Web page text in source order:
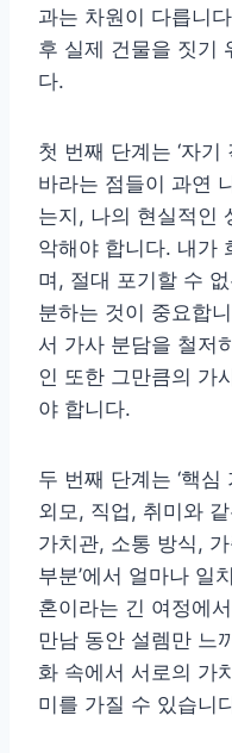
과는 차원이 다릅니
후 실제 건물을 짓기
다.
첫 번째 단계는 ‘자기
바라는 점들이 과연
는지, 나의 현실적인
악해야 합니다. 내가
며, 절대 포기할 수
분하는 것이 중요합
서 가사 분담을 철저
인 또한 그만큼의 가
야 합니다.
두 번째 단계는 ‘핵심
외모, 직업, 취미와 같
가치관, 소통 방식,
부분’에서 얼마나 일
혼이라는 긴 여정에
만남 동안 설렘만 느
화 속에서 서로의 가
미를 가질 수 있습니